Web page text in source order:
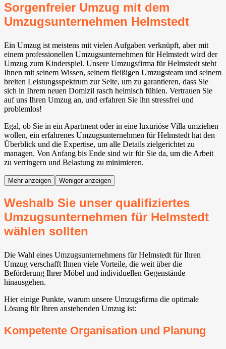
Sorgenfreier Umzug mit dem
Umzugsunternehmen Helmstedt
Ein Umzug ist meistens mit vielen Aufgaben verknüpft, aber mit
einem professionellen Umzugsunternehmen für Helmstedt wird der
Umzug zum Kinderspiel. Unsere Umzugsfirma für Helmstedt steht
Ihnen mit seinem Wissen, seinem fleißigen Umzugsteam und seinem
breiten Leistungsspektrum zur Seite, um zu garantieren, dass Sie
sich in Ihrem neuen Domizil rasch heimisch fühlen. Vertrauen Sie
auf uns Ihren Umzug an, und erfahren Sie ihn stressfrei und
problemlos!
Egal, ob Sie in ein Apartment oder in eine luxuriöse Villa umziehen
wollen, ein erfahrenes Umzugsunternehmen für Helmstedt hat den
Überblick und die Expertise, um alle Details zielgerichtet zu
managen. Von Anfang bis Ende sind wir für Sie da, um die Arbeit
zu verringern und Belastung zu minimieren.
Mehr anzeigen Weniger anzeigen
Weshalb Sie unser qualifiziertes
Umzugsunternehmen für Helmstedt
wählen sollten
Die Wahl eines Umzugsunternehmens für Helmstedt für Ihren
Umzug verschafft Ihnen viele Vorteile, die weit über die
Beförderung Ihrer Möbel und individuellen Gegenstände
hinausgehen.
Hier einige Punkte, warum unsere Umzugsfirma die optimale
Lösung für Ihren anstehenden Umzug ist:
Kompetente Organisation und Planung